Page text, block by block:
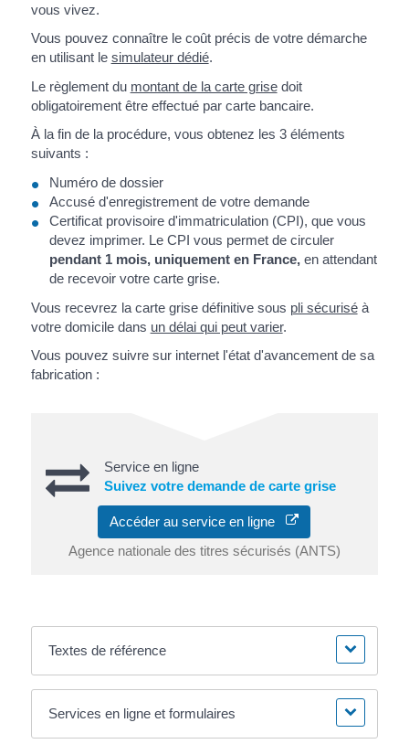
vous vivez.
Vous pouvez connaître le coût précis de votre démarche
en utilisant le simulateur dédié.
Le règlement du montant de la carte grisedoit
obligatoirement être effectué par carte bancaire.
À la fin de la procédure, vous obtenez les 3 éléments
suivants :
Numéro de dossier
Accusé d'enregistrement de votre demande
Certificat provisoire d'immatriculation (CPI), que vous
devez imprimer. Le CPI vous permet de circuler
pendant 1 mois, uniquement en France,en attendant
de recevoir votre carte grise.
Vous recevrez la carte grise définitive sous pli sécuriséà
votre domicile dans un délai qui peut varier.
Vous pouvez suivre sur internet l'état d'avancement de sa
fabrication :
Service en ligne
Suivez votre demande de carte grise
Accéder au service en ligne
Agence nationale des titres sécurisés (ANTS)
Textes de référence
Services en ligne et formulaires